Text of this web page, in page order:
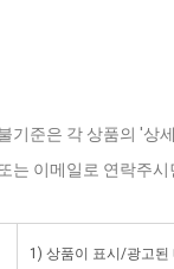
기준은 각 상품의 '상
는 이메일로 연락주
1) 상품이 표시/광고된